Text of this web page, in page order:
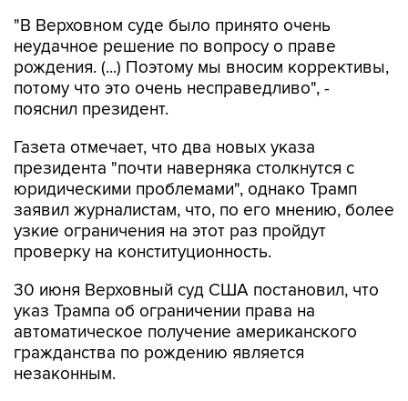
"В Верховном суде было принято очень
неудачное решение по вопросу о праве
рождения. (...) Поэтому мы вносим коррективы,
потому что это очень несправедливо", -
пояснил президент.
Газета отмечает, что два новых указа
президента "почти наверняка столкнутся с
юридическими проблемами", однако Трамп
заявил журналистам, что, по его мнению, более
узкие ограничения на этот раз пройдут
проверку на конституционность.
30 июня Верховный суд США постановил, что
указ Трампа об ограничении права на
автоматическое получение американского
гражданства по рождению является
незаконным.